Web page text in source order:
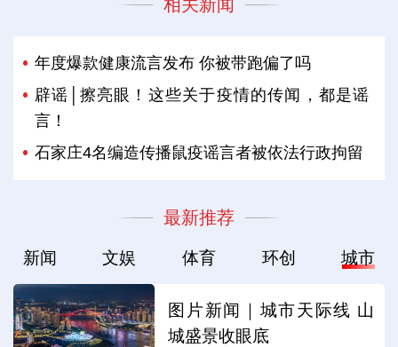
相关新闻
年度爆款健康流言发布 你被带跑偏了吗
辟谣│擦亮眼！这些关于疫情的传闻，都是谣
言！
石家庄4名编造传播鼠疫谣言者被依法行政拘留
最新推荐
新闻 文娱 体育 环创 城市
图片新闻｜城市天际线 山
城盛景收眼底